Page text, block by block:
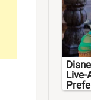
Live-